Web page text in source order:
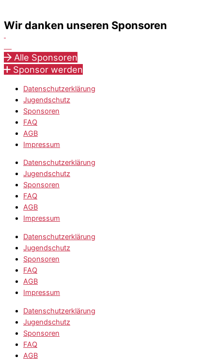
Wir danken unseren Sponsoren
Alle Sponsoren
Sponsor werden
Datenschutzerklärung
Jugendschutz
Sponsoren
FAQ
AGB
Impressum
Datenschutzerklärung
Jugendschutz
Sponsoren
FAQ
AGB
Impressum
Datenschutzerklärung
Jugendschutz
Sponsoren
FAQ
AGB
Impressum
Datenschutzerklärung
Jugendschutz
Sponsoren
FAQ
AGB